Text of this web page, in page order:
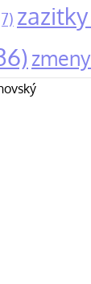
zazitky
zmeny